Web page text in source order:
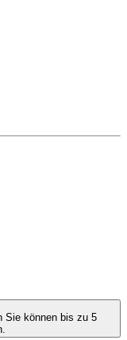
Sie können bis zu 5